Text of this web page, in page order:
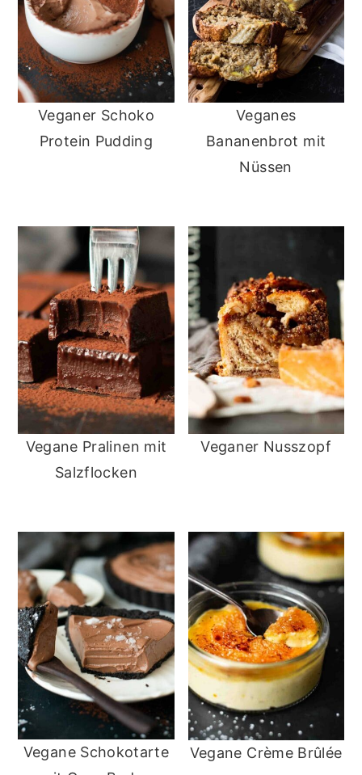
Veganer Schoko
Protein Pudding
Veganes
Bananenbrot mit
Nüssen
Vegane Pralinen mit
Salzflocken
Veganer Nusszopf
Vegane Schokotarte
Vegane Crème Brûlée